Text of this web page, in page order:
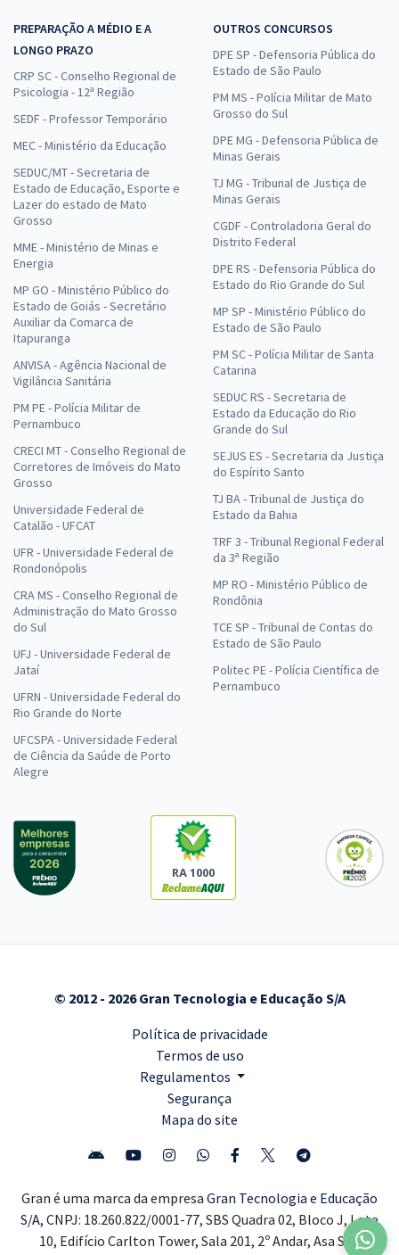
PREPARAÇÃO A MÉDIO E A
LONGO PRAZO
CRP SC - Conselho Regional de
Psicologia - 12ª Região
SEDF - Professor Temporário
MEC - Ministério da Educação
SEDUC/MT - Secretaria de
Estado de Educação, Esporte e
Lazer do estado de Mato
Grosso
MME - Ministério de Minas e
Energia
MP GO - Ministério Público do
Estado de Goiás - Secretário
Auxiliar da Comarca de
Itapuranga
ANVISA - Agência Nacional de
Vigilância Sanitária
PM PE - Polícia Militar de
Pernambuco
CRECI MT - Conselho Regional de
Corretores de Imóveis do Mato
Grosso
Universidade Federal de
Catalão - UFCAT
UFR - Universidade Federal de
Rondonópolis
CRA MS - Conselho Regional de
Administração do Mato Grosso
do Sul
UFJ - Universidade Federal de
Jataí
UFRN - Universidade Federal do
Rio Grande do Norte
UFCSPA - Universidade Federal
de Ciência da Saúde de Porto
Alegre
OUTROS CONCURSOS
DPE SP - Defensoria Pública do
Estado de São Paulo
PM MS - Polícia Militar de Mato
Grosso do Sul
DPE MG - Defensoria Pública de
Minas Gerais
TJ MG - Tribunal de Justiça de
Minas Gerais
CGDF - Controladoria Geral do
Distrito Federal
DPE RS - Defensoria Pública do
Estado do Rio Grande do Sul
MP SP - Ministério Público do
Estado de São Paulo
PM SC - Polícia Militar de Santa
Catarina
SEDUC RS - Secretaria de
Estado da Educação do Rio
Grande do Sul
SEJUS ES - Secretaria da Justiça
do Espírito Santo
TJ BA - Tribunal de Justiça do
Estado da Bahia
TRF 3 - Tribunal Regional Federal
da 3ª Região
MP RO - Ministério Público de
Rondônia
TCE SP - Tribunal de Contas do
Estado de São Paulo
Politec PE - Polícia Científica de
Pernambuco
RA 1000
© 2012 - 2026 Gran Tecnologia e Educação S/A
Política de privacidade
Termos de uso
Regulamentos
Segurança
Mapa do site
Gran é uma marca da empresa Gran Tecnologia e Educação
S/A, CNPJ: 18.260.822/0001-77, SBS Quadra 02, Bloco J, Lote
10, Edifício Carlton Tower, Sala 201, 2º Andar, Asa Sul,